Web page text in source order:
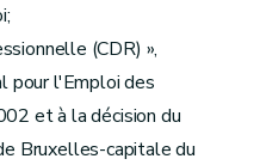
(CDR) »,
pour l'Emploi des
et à la décision du
Bruxelles-capitale du